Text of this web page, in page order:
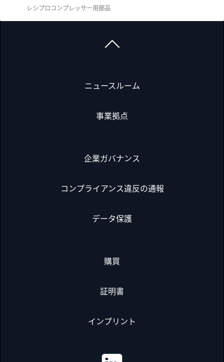
レシプロコンプレッサー用部品
ニュースルーム
事業拠点
企業ガバナンス
コンプライアンス違反の通報
データ保護
購買
証明書
インプリント